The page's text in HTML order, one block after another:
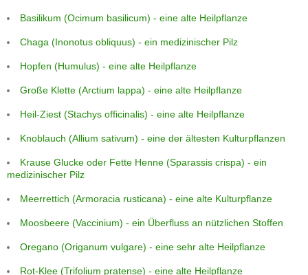
Basilikum (Ocimum basilicum) - eine alte Heilpflanze
Chaga (Inonotus obliquus) - ein medizinischer Pilz
Hopfen (Humulus) - eine alte Heilpflanze
Große Klette (Arctium lappa) - eine alte Heilpflanze
Heil-Ziest (Stachys officinalis) - eine alte Heilpflanze
Knoblauch (Allium sativum) - eine der ältesten Kulturpflanzen
Krause Glucke oder Fette Henne (Sparassis crispa) - ein
medizinischer Pilz
Meerrettich (Armoracia rusticana) - eine alte Kulturpflanze
Moosbeere (Vaccinium) - ein Überfluss an nützlichen Stoffen
Oregano (Origanum vulgare) - eine sehr alte Heilpflanze
Rot-Klee (Trifolium pratense) - eine alte Heilpflanze